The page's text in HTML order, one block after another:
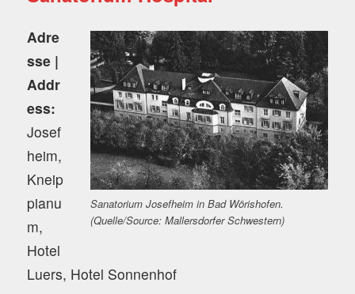
Sanatorium Josefheim in Bad Wörishofen.
(Quelle/Source: Mallersdorfer Schwestern)
Adre
sse |
Addr
ess:
Josef
heim,
Kneip
pianu
m,
Hotel
Luers, Hotel Sonnenhof